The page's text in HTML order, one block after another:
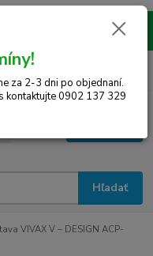
TT, BA, NR, TN, vrátane
Hľadať
0 €
VIVAX V – DESIGN ACP-
za 2-3 dni po objednaní.
kontaktujte 0902 137 329